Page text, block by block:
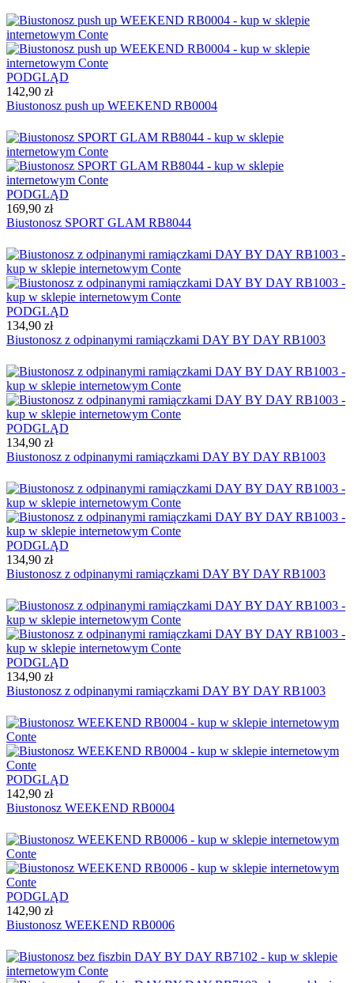
PODGLĄD
142,90 zł
Biustonosz push up WEEKEND RB0004
PODGLĄD
169,90 zł
Biustonosz SPORT GLAM RB8044
PODGLĄD
134,90 zł
Biustonosz z odpinanymi ramiączkami DAY BY DAY RB1003
PODGLĄD
134,90 zł
Biustonosz z odpinanymi ramiączkami DAY BY DAY RB1003
PODGLĄD
134,90 zł
Biustonosz z odpinanymi ramiączkami DAY BY DAY RB1003
PODGLĄD
134,90 zł
Biustonosz z odpinanymi ramiączkami DAY BY DAY RB1003
PODGLĄD
142,90 zł
Biustonosz WEEKEND RB0004
PODGLĄD
142,90 zł
Biustonosz WEEKEND RB0006